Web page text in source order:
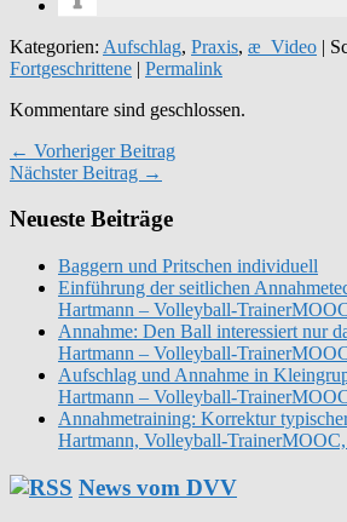
Kategorien: Aufschlag, Praxis, æ_Video |
Fortgeschrittene | Permalink
Kommentare sind geschlossen.
← Vorheriger Beitrag
Nächster Beitrag →
Neueste Beiträge
Baggern und Pritschen individuell
Einführung der seitlichen
Hartmann – Volleyball-
Annahme: Den Ball interessiert nur
Hartmann – Volleyball-
Aufschlag und Annahme in
Hartmann – Volleyball-
Annahmetraining: Korrektur
Hartmann, Volleyball-TrainerMOOC,
News vom DVV